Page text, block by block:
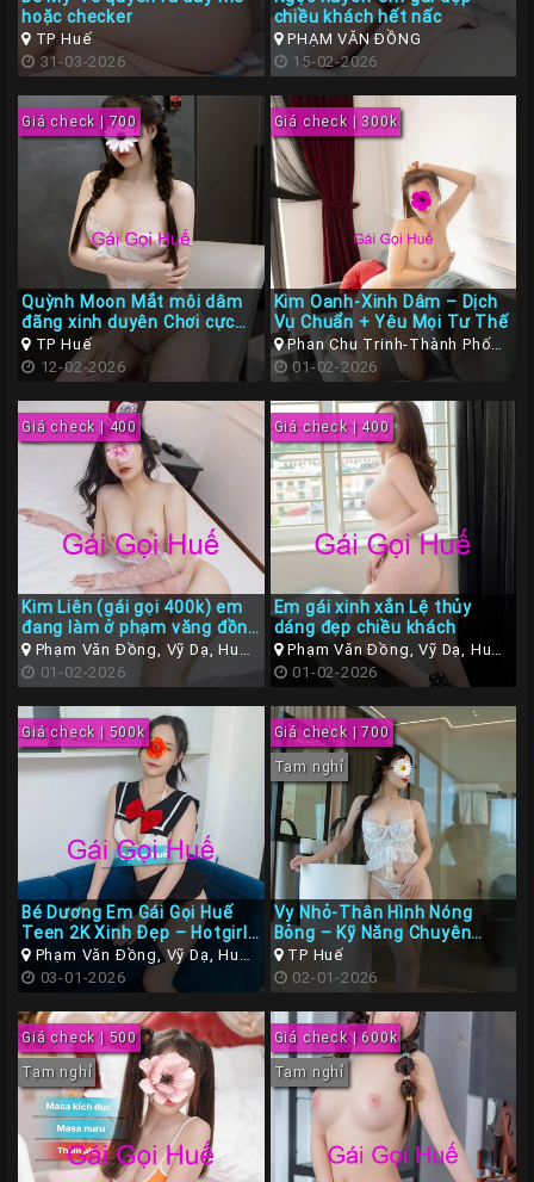
hoặc checker
TP Huế
31-03-2026
chiều khách hết nấc
PHẠM VĂN ĐỒNG
15-02-2026
Giá check | 700
Quỳnh Moon Mắt môi dâm
đãng xinh duyên Chơi cực
phê
TP Huế
12-02-2026
Giá check | 300k
Kim Oanh-Xinh Dâm – Dịch
Vụ Chuẩn + Yêu Mọi Tư Thế
Phan Chu Trinh-Thành Phố
Huế01-02-2026
Giá check | 400
Kim Liên (gái gọi 400k) em
đang làm ở phạm văng đồng
vỹ dạ TP Huế
Phạm Văn Đồng, Vỹ Dạ, Huế,
Thừa Thiên Huế
01-02-2026
Giá check | 400
Em gái xinh xắn Lệ thủy
dáng đẹp chiều khách
Phạm Văn Đồng, Vỹ Dạ, Huế,
Thừa Thiên Huế
01-02-2026
Giá check | 500k
Bé Dương Em Gái Gọi Huế
Teen 2K Xinh Đẹp – Hotgirl
Dáng Ngon, Chơi Phê Máy
Phạm Văn Đồng, Vỹ Dạ, Huế,
Thừa Thiên Huế
03-01-2026
Giá check | 700
Tạm nghỉ
Vy Nhỏ-Thân Hình Nóng
Bỏng – Kỹ Năng Chuyên
Nghiệp
TP Huế
02-01-2026
Giá check | 500
Tạm nghỉ
Giá check | 600k
Tạm nghỉ